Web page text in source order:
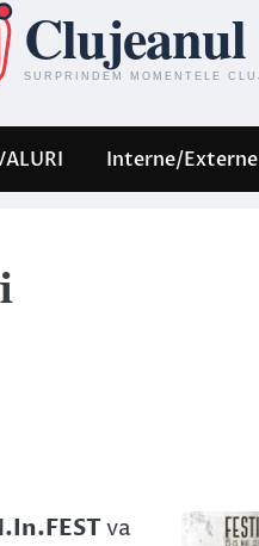
Interne/Externe
va